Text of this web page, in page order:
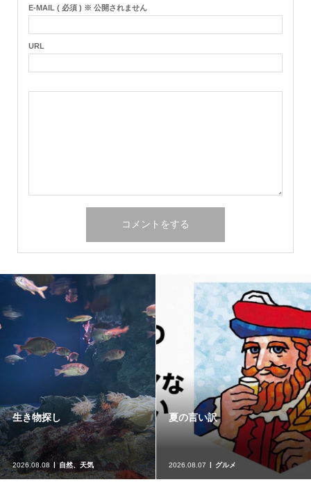
E-MAIL ( 必須 ) ※ 公開されません
URL
生き物探し
2026.08.08 自然、天気
夏の言い訳
2026.08.07 グルメ